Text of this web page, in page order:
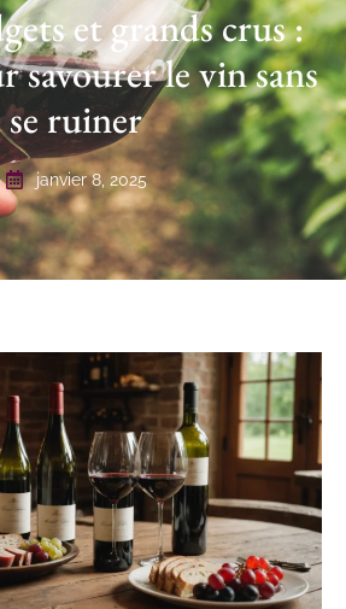
et grands crus :
savourer le vin sans
se ruiner
janvier 8, 2025